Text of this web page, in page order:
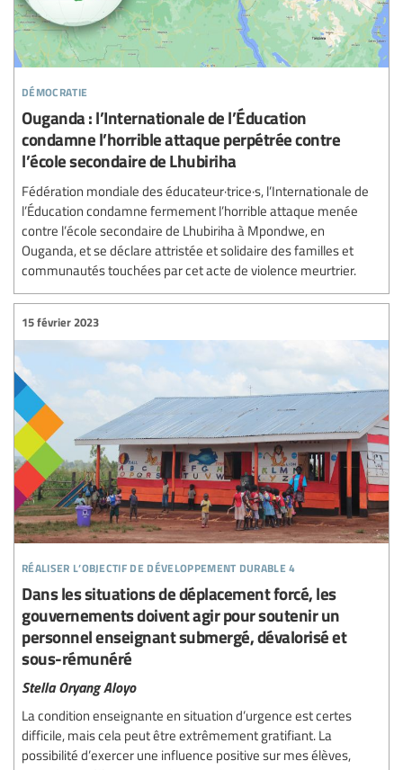
démocratie
Ouganda : l’Internationale de l’Éducation
condamne l’horrible attaque perpétrée contre
l’école secondaire de Lhubiriha
Fédération mondiale des éducateur·trice·s, l’Internationale de
l’Éducation condamne fermement l’horrible attaque menée
contre l’école secondaire de Lhubiriha à Mpondwe, en
Ouganda, et se déclare attristée et solidaire des familles et
communautés touchées par cet acte de violence meurtrier.
réaliser l’objectif de développement durable 4
15 février 2023
Dans les situations de déplacement forcé, les
gouvernements doivent agir pour soutenir un
personnel enseignant submergé, dévalorisé et
sous-rémunéré
Stella Oryang Aloyo
La condition enseignante en situation d’urgence est certes
difficile, mais cela peut être extrêmement gratifiant. La
possibilité d’exercer une influence positive sur mes élèves,